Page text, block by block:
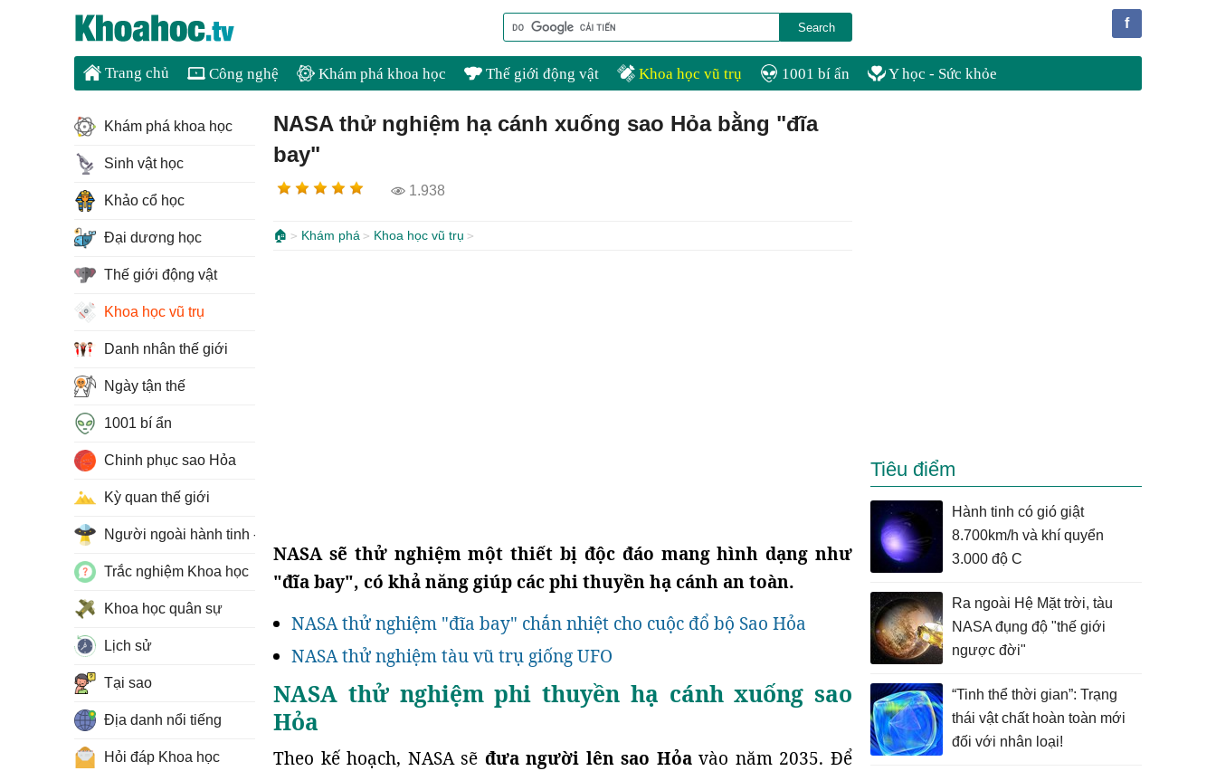
f
Trang chủ Công nghệ Khám phá khoa học Thế giới động vật Khoa học vũ trụ 1001 bí ẩn Y học - Sức khỏe
NASA thử nghiệm hạ cánh xuống sao Hỏa bằng "đĩa
bay"
1.938
🏠 Khám phá Khoa học vũ trụ
NASA sẽ thử nghiệm một thiết bị độc đáo mang hình dạng như
"đĩa bay", có khả năng giúp các phi thuyền hạ cánh an toàn.
NASA thử nghiệm "đĩa bay" chắn nhiệt cho cuộc đổ bộ Sao Hỏa
NASA thử nghiệm tàu vũ trụ giống UFO
NASA thử nghiệm phi thuyền hạ cánh xuống sao
Hỏa
Theo kế hoạch, NASA sẽ đưa người lên sao Hỏavào năm 2035. Để
Tiêu điểm
Hành tinh có gió giật
8.700km/h và khí quyển
3.000 độ C
Ra ngoài Hệ Mặt trời, tàu
NASA đụng độ "thế giới
ngược đời"
“Tinh thể thời gian”: Trạng
thái vật chất hoàn toàn mới
đối với nhân loại!
Khám phá khoa học
Sinh vật học
Khảo cổ học
Đại dương học
Thế giới động vật
Khoa học vũ trụ
Danh nhân thế giới
Ngày tận thế
1001 bí ẩn
Chinh phục sao Hỏa
Kỳ quan thế giới
Người ngoài hành tinh - UFO
Trắc nghiệm Khoa học
Khoa học quân sự
Lịch sử
Tại sao
Địa danh nổi tiếng
Hỏi đáp Khoa học